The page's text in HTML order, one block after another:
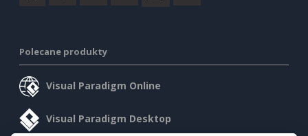
Polecane produkty
Visual Paradigm Online
Visual Paradigm Desktop